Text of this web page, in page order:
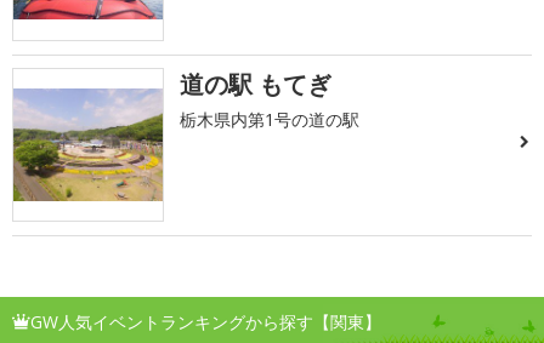
道の駅 もてぎ
栃木県内第1号の道の駅
GW人気イベントランキングから探す【関東】